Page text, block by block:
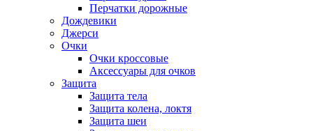
Перчатки дорожные
Дождевики
Джерси
Очки
Очки кроссовые
Аксессуары для очков
Защита
Защита тела
Защита колена, локтя
Защита шеи